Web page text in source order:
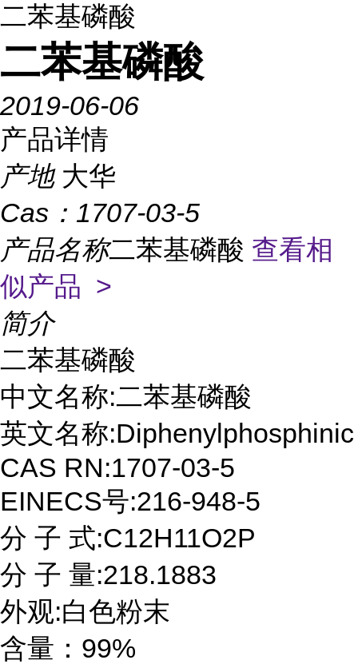
二苯基磷酸
二苯基磷酸
2019-06-06
产品详情
产地 大华
Cas： 1707-03-5
产品名称二苯基磷酸 查看相
似产品 >
简介
二苯基磷酸
中文名称:二苯基磷酸
英文名称:Diphenylphosphinic
CAS RN:1707-03-5
EINECS号:216-948-5
分 子 式:C12H11O2P
分 子 量:218.1883
外观:白色粉末
含量：99%